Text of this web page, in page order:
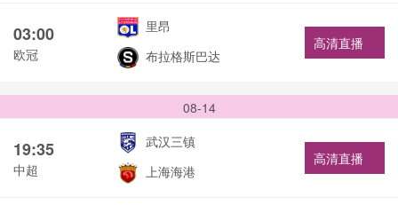
03:00
欧冠
里昂
布拉格斯巴达
高清直播
08-14
19:35
中超
武汉三镇
上海海港
高清直播